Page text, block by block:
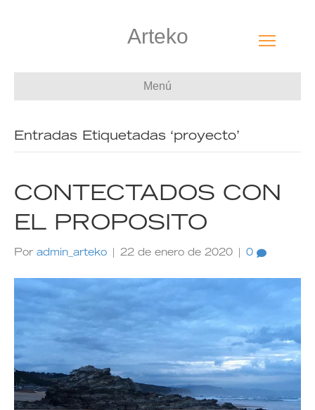
Arteko
Menú
Entradas Etiquetadas ‘proyecto’
CONTECTADOS CON
EL PROPOSITO
Por admin_arteko 22 de enero de 2020 0